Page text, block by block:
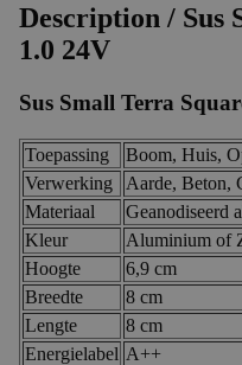
Description / Sus
1.0 24V
Sus Small Terra
Toepassing
Boom, Huis,
Verwerking
Aarde, Beton,
Materiaal
Geanodiseerd
Kleur
Aluminium of
Hoogte
6,9 cm
Breedte
8 cm
Lengte
8 cm
Energielabel A++